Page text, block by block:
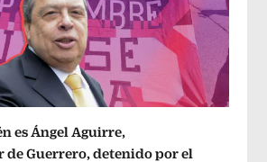
es Ángel Aguirre,
de Guerrero, detenido por el